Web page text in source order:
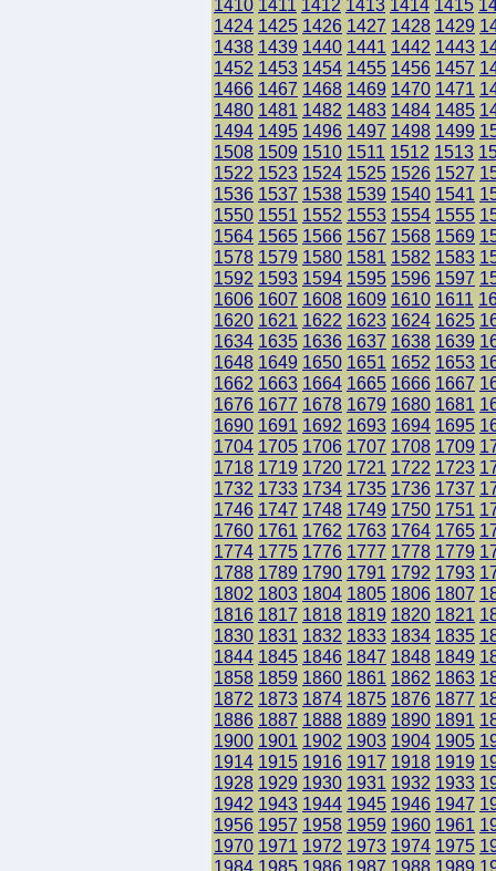
1410 1411 1412 1413 1414 1415
1424 1425 1426 1427 1428 1429
1438 1439 1440 1441 1442 1443
1452 1453 1454 1455 1456 1457
1466 1467 1468 1469 1470 1471
1480 1481 1482 1483 1484 1485
1494 1495 1496 1497 1498 1499
1508 1509 1510 1511 1512 1513
1522 1523 1524 1525 1526 1527
1536 1537 1538 1539 1540 1541
1550 1551 1552 1553 1554 1555
1564 1565 1566 1567 1568 1569
1578 1579 1580 1581 1582 1583
1592 1593 1594 1595 1596 1597
1606 1607 1608 1609 1610 1611
1620 1621 1622 1623 1624 1625
1634 1635 1636 1637 1638 1639
1648 1649 1650 1651 1652 1653
1662 1663 1664 1665 1666 1667
1676 1677 1678 1679 1680 1681
1690 1691 1692 1693 1694 1695
1704 1705 1706 1707 1708 1709
1718 1719 1720 1721 1722 1723
1732 1733 1734 1735 1736 1737
1746 1747 1748 1749 1750 1751
1760 1761 1762 1763 1764 1765
1774 1775 1776 1777 1778 1779
1788 1789 1790 1791 1792 1793
1802 1803 1804 1805 1806 1807
1816 1817 1818 1819 1820 1821
1830 1831 1832 1833 1834 1835
1844 1845 1846 1847 1848 1849
1858 1859 1860 1861 1862 1863
1872 1873 1874 1875 1876 1877
1886 1887 1888 1889 1890 1891
1900 1901 1902 1903 1904 1905
1914 1915 1916 1917 1918 1919
1928 1929 1930 1931 1932 1933
1942 1943 1944 1945 1946 1947
1956 1957 1958 1959 1960 1961
1970 1971 1972 1973 1974 1975
1984 1985 1986 1987 1988 1989